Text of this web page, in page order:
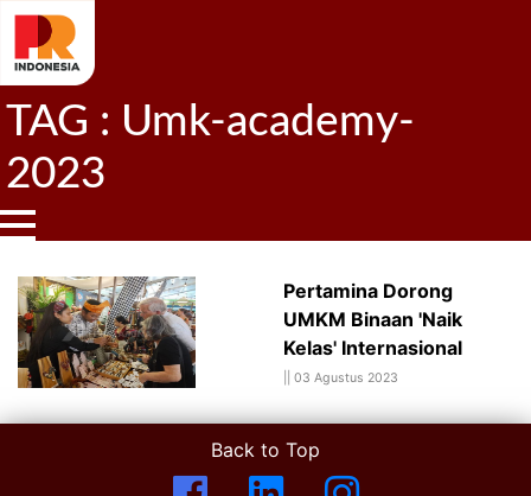
TAG : Umk-academy-
2023
Pertamina Dorong
UMKM Binaan 'Naik
Kelas' Internasional
03 Agustus 2023
Back to Top